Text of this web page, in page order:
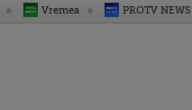
Vremea PROTV NEWS